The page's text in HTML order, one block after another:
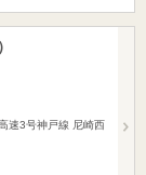
速3号神戸線 尼崎西